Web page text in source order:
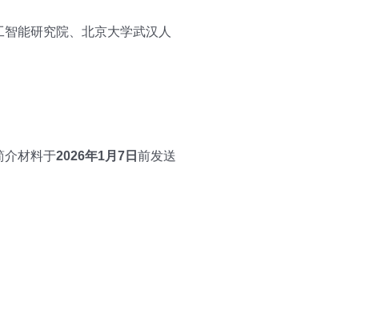
能研究院、北京大学武汉人
介材料于2026年1月7日 前发送